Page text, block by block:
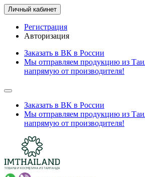
Личный кабинет
Регистрация
Авторизация
Заказать в ВК в России
Мы отправляем продукцию из
напрямую от производителя!
Заказать в ВК в России
Мы отправляем продукцию из
напрямую от производителя!